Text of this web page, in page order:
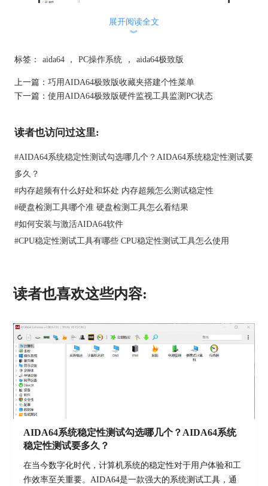
图2：操作系统详细界面
二．查看操作系统信息
①操作系统
如图3所示，点击图中标记的AIDA64左侧“操作系
统”按钮，就可以看到当前计算机内操作系统的详
细信息了。
大家可以从中了解到各自电脑内操作系统的版本型
号，例如小编的电脑是Windows7旗舰版64位sp1，
系统的安装日期是19年6月份，正好是当初买电脑
在授权信息里可以查看系统的激活状态，如果已激
活就会出现图中所示的产品密钥。当前状态中可以
可以看到系统核心组件的版本，例如.NET运行库和
DirectX驱动的版本。
展开阅读全文
︾
标签： aida64 ， PC操作系统 ， aida64极致版
上一篇： 巧用AIDA64极致版收藏夹搭建个性菜单
下一篇： 使用AIDA64极致版硬件监视工具监测PC状态
读者也访问过这里:
#AIDA64系统稳定性测试勾选哪几个？AIDA64系统稳定性测试要
多久？
#内存超频有什么好处和坏处 内存超频怎么测试稳定性
#硬盘检测工具哪个准 硬盘检测工具怎么看结果
#如何安装与激活AIDA64软件
#CPU稳定性测试工具有哪些 CPU稳定性测试工具怎么使用
读者也喜欢这些内容:
AIDA64系统稳定性测试勾选哪几个？AIDA64系统
稳定性测试要多久？
在当今数字化时代，计算机系统的稳定性对于用户体验和工
作效率至关重要。AIDA64是一款强大的系统测试工具，通